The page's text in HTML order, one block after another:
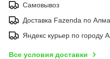
Самовывоз
Доставка Fazenda по
Яндекс курьер по городу
Все условия доставки